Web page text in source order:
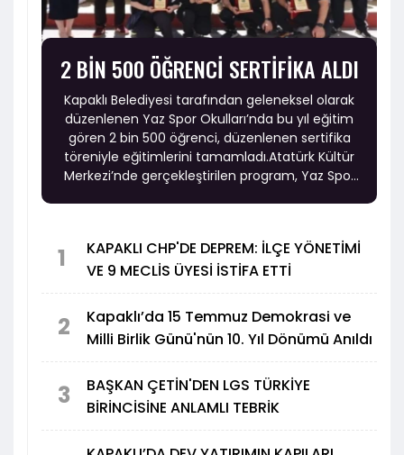
2 BİN 500 ÖĞRENCİ SERTİFİKA ALDI
Kapaklı Belediyesi tarafından geleneksel olarak
düzenlenen Yaz Spor Okulları’nda bu yıl eğitim
gören 2 bin 500 öğrenci, düzenlenen sertifika
töreniyle eğitimlerini tamamladı.Atatürk Kültür
Merkezi’nde gerçekleştirilen program, Yaz Spor
salonu dolduran aileler çocuklarının heyecanına
ortak oldu.
1
KAPAKLI CHP'DE DEPREM: İLÇE YÖNETİMİ
VE 9 MECLİS ÜYESİ İSTİFA ETTİ
2
Kapaklı’da 15 Temmuz Demokrasi ve
Milli Birlik Günü'nün 10. Yıl Dönümü Anıldı
3
BAŞKAN ÇETİN'DEN LGS TÜRKİYE
BİRİNCİSİNE ANLAMLI TEBRİK